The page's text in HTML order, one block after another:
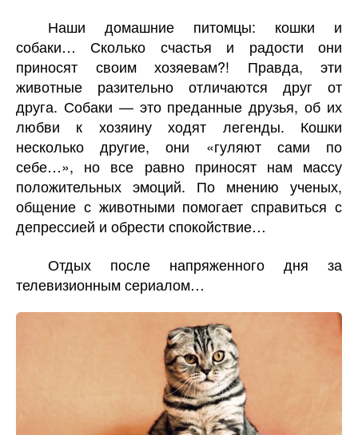
Наши домашние питомцы: кошки и
собаки… Сколько счастья и радости они
приносят своим хозяевам?! Правда, эти
животные разительно отличаются друг от
друга. Собаки — это преданные друзья, об их
любви к хозяину ходят легенды. Кошки
несколько другие, они «гуляют сами по
себе…», но все равно приносят нам массу
положительных эмоций. По мнению ученых,
общение с животными помогает справиться с
депрессией и обрести спокойствие…
Отдых после напряженного дня за
телевизионным сериалом…